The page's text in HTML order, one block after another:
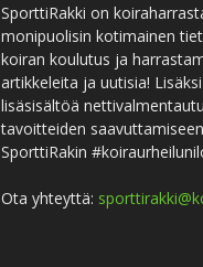
SporttiRakki on
monipuolisin kotimainen
koiran koulutus ja
artikkeleita ja uutisia!
lisäsisältöä
tavoitteiden
SporttiRakin
Ota yhteyttä: